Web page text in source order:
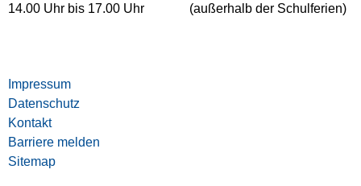
14.00 Uhr bis 17.00 Uhr (außerhalb der Schulferien)
Impressum
Datenschutz
Kontakt
Barriere melden
Sitemap